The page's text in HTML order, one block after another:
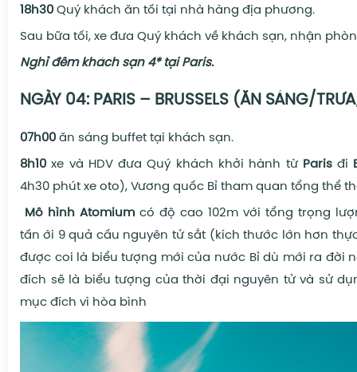
18h30 Quý khách ăn tối tại nhà hàng địa phương.
Sau bữa tối, xe đưa Quý khách về khách sạn, nhận
Nghỉ đêm khách sạn 4* tại Paris.
NGÀY 04: PARIS – BRUSSELS (ĂN SÁNG/
07h00 ăn sáng buffet tại khách sạn.
8h10 xe và HDV đưaQuý khách khởi hành từ Parisđi
4h30 phút xe oto), Vương quốc Bỉ tham quan tổng thể
Mô hình Atomium có độ cao 102m với tổng trọng
tấn ới 9 quả cầu nguyên tử sắt (kích thước lớn hơn
được coi là biểu tượng mới của nước Bỉ dù mới ra đời
đích sẽ là biểu tượng của thời đại nguyên tử và sử
mục đích vì hòa bình